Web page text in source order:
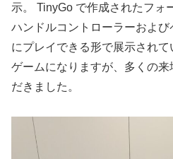
示。 TinyGo で作成されたフォ
ハンドルコントローラーおよ
にプレイできる形で展示され
ゲームになりますが、多くの
だきました。